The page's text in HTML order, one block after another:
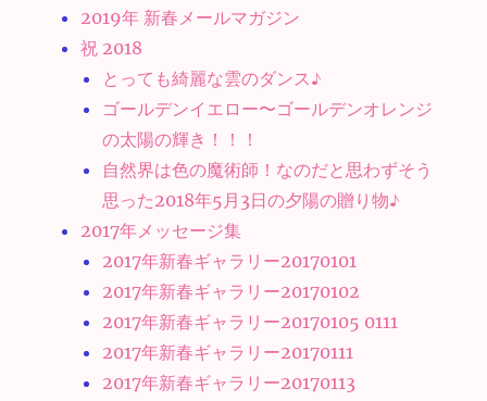
2019年 新春メールマガジン
祝 2018
とっても綺麗な雲のダンス♪
ゴールデンイエロー〜ゴールデンオレンジ
の太陽の輝き！！！
自然界は色の魔術師！なのだと思わずそう
思った2018年5月3日の夕陽の贈り物♪
2017年メッセージ集
2017年新春ギャラリー20170101
2017年新春ギャラリー20170102
2017年新春ギャラリー20170105 0111
2017年新春ギャラリー20170111
2017年新春ギャラリー20170113